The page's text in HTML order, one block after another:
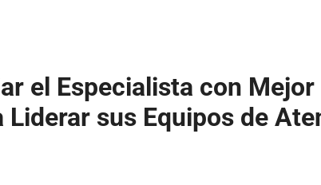
el Especialista con
Liderar sus Equipos de